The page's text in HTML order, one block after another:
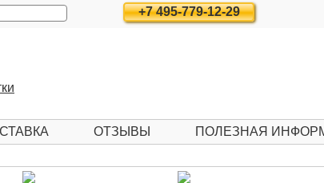
vqmod/vqcache/vq2-
on line
+7 495-779-12-29
ОТЗЫВЫ ПОЛЕЗНАЯ